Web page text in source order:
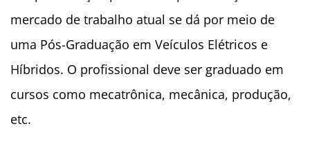
mercado de trabalho atual se dá por meio de
uma Pós-Graduação em Veículos Elétricos e
Híbridos. O profissional deve ser graduado em
cursos como mecatrônica, mecânica, produção,
etc.